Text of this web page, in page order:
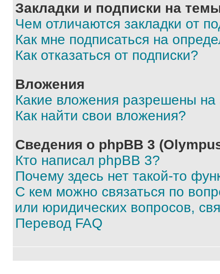
Закладки и подписки на
Чем отличаются закладки от
Как мне подписаться на
Как отказаться от подписки?
Вложения
Какие вложения разрешены
Как найти свои вложения?
Сведения о phpBB 3
Кто написал phpBB 3?
Почему здесь нет такой-то
С кем можно связаться по
или юридических вопросов,
Перевод FAQ